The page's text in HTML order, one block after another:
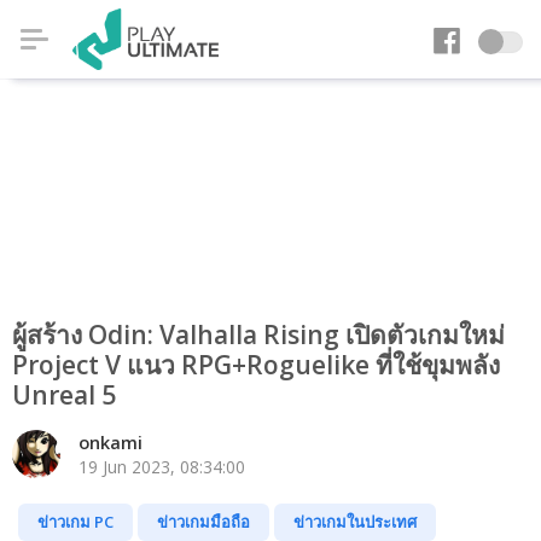
ผู้สร้าง Odin: Valhalla Rising เปิดตัวเกมใหม่
Project V แนว RPG+Roguelike ที่ใช้ขุมพลัง
Unreal 5
onkami
19 Jun 2023, 08:34:00
ข่าวเกม PC ข่าวเกมมือถือ ข่าวเกมในประเทศ